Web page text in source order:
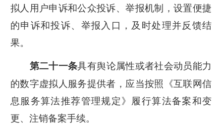
拟人用户申诉和公众投诉、举报机制，设置便捷
的申诉和投诉、举报入口，及时处理并反馈结
果。
第二十一条具有舆论属性或者社会动员能力
的数字虚拟人服务提供者，应当按照《互联网信
息服务算法推荐管理规定》履行算法备案和变
更、注销备案手续。